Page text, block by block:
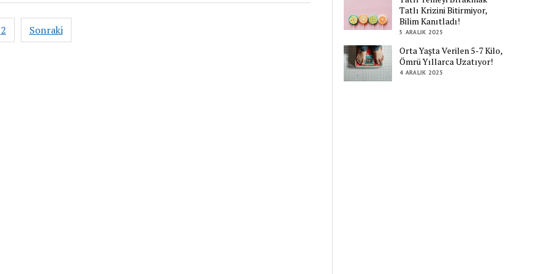
2 Sonraki
Tatlı Krizini Bitirmiyor,
Bilim Kanıtladı!
5 ARALIK 2025
Orta Yaşta Verilen 5-7 Kilo,
Ömrü Yıllarca Uzatıyor!
4 ARALIK 2025